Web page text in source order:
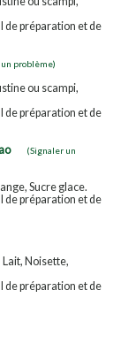
de préparation et de
problème)
ou scampi,
de préparation et de
(Signaler un
Sucre glace.
de préparation et de
Noisette,
de préparation et de